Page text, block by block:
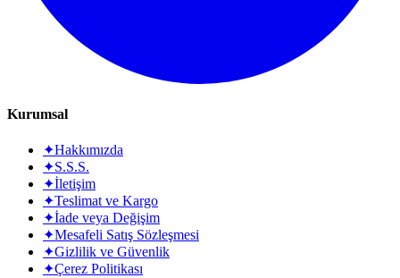
Kurumsal
✦Hakkımızda
✦S.S.S.
✦İletişim
✦Teslimat ve Kargo
✦İade veya Değişim
✦Mesafeli Satış Sözleşmesi
✦Gizlilik ve Güvenlik
✦Çerez Politikası